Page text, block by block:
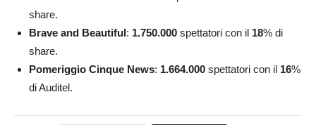
share.
Brave and Beautiful: 1.750.000 spettatori con il 18% di
share.
Pomeriggio Cinque News: 1.664.000 spettatori con il 16%
di Auditel.